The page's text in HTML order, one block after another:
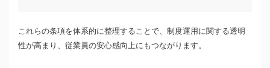
これらの条項を体系的に整理することで、制度運用に関する透明
性が高まり、従業員の安心感向上にもつながります。